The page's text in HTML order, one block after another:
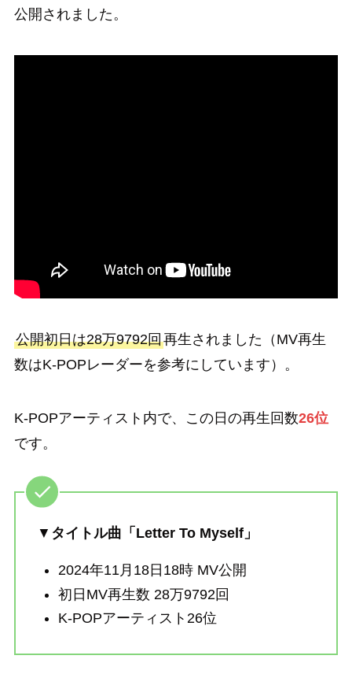
公開されました。
公開初日は28万9792回再生されました（MV再生
数はK-POPレーダーを参考にしています）。
K-POPアーティスト内で、この日の再生回数26位
です。
▼ タイトル曲「 Letter To Myself」
2024年11月18日18時 MV公開
初日MV再生数 28万9792回
K-POPアーティスト26位